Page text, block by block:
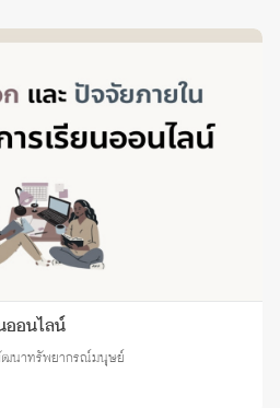
ออนไลน์
ฒนาทรัพยากรณ์มนุษย์